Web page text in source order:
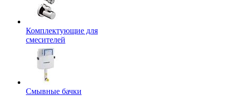
Комплектующие для
смесителей
Смывные бачки